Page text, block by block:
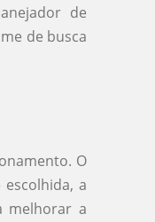
de
de busca
O
a
melhorar a